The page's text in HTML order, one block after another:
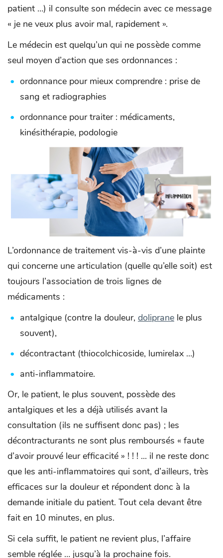
patient …) il consulte son médecin avec ce message
« je ne veux plus avoir mal, rapidement ».
Le médecin est quelqu’un qui ne possède comme
seul moyen d’action que ses ordonnances :
ordonnance pour mieux comprendre : prise de
sang et radiographies
ordonnance pour traiter : médicaments,
kinésithérapie, podologie
L’ordonnance de traitement vis-à-vis d’une plainte
qui concerne une articulation (quelle qu’elle soit) est
toujours l’association de trois lignes de
médicaments :
antalgique (contre la douleur, doliprane le plus
souvent),
décontractant (thiocolchicoside, lumirelax …)
anti-inflammatoire.
Or, le patient, le plus souvent, possède des
antalgiques et les a déjà utilisés avant la
consultation (ils ne suffisent donc pas) ; les
décontracturants ne sont plus remboursés « faute
d’avoir prouvé leur efficacité » ! ! ! ... il ne reste donc
que les anti-inflammatoires qui sont, d’ailleurs, très
efficaces sur la douleur et répondent donc à la
demande initiale du patient. Tout cela devant être
fait en 10 minutes, en plus.
Si cela suffit, le patient ne revient plus, l’affaire
semble réglée … jusqu’à la prochaine fois.